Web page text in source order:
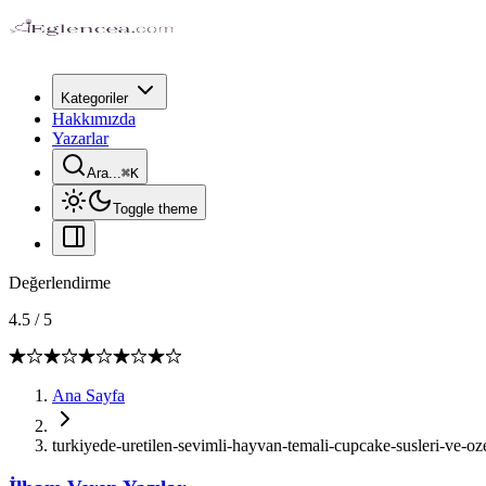
Kategoriler
Hakkımızda
Yazarlar
Ara...⌘K
Toggle theme
Değerlendirme
4.5 / 5
Ana Sayfa
turkiyede-uretilen-sevimli-hayvan-temali-cupcake-susleri-ve-